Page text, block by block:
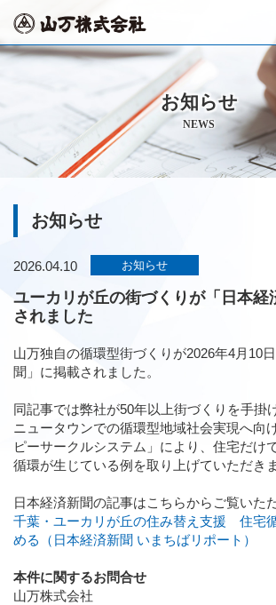
お知らせ
NEWS
お知らせ
2026.04.10 お知らせ
ユーカリが丘の街づくりが「日本経
されました
山万独自の循環型街づくりが2026年4月10
聞」に掲載されました。
同記事では弊社が50年以上街づくりを手掛
ニュータウンでの循環型地域社会実現へ向
ピーサークルシステム」により、住宅だけ
循環が生じている例を取り上げていただき
日本経済新聞の記事はこちらからご覧いた
千葉・ユーカリが丘の住み替え支援 住宅
める（日本経済新聞 いまちばリポート）
本件に関するお問合せ
山万株式会社